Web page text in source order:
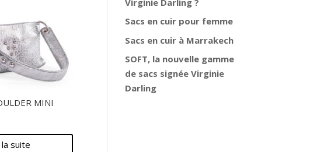
MINI
suite
Sacs en cuir pour femme
Sacs en cuir à Marrakech
SOFT, la nouvelle gamme
de sacs signée Virginie
Darling